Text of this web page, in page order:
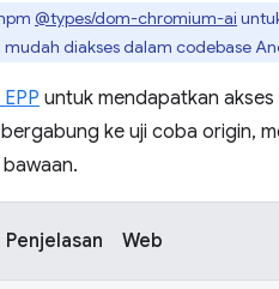
@types/dom-chromium-ai
diakses dalam codebase
untuk mendapatkan
ke uji coba origin,
Penjelasan Web